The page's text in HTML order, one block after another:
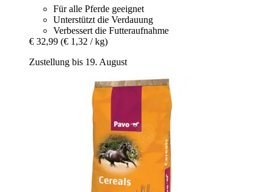
Für alle Pferde geeignet
Unterstützt die Verdauung
Verbessert die Futteraufnahme
€ 32,99 (€ 1,32 / kg)
Zustellung bis 19. August